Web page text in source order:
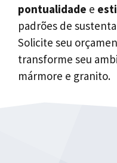
pontualidade e
padrões de
Solicite seu
transforme seu
mármore e granito.